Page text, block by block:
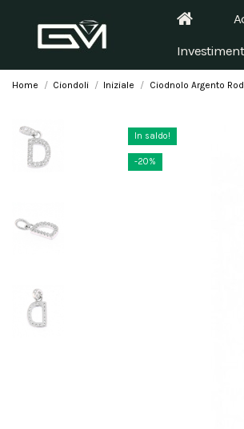
Home Ciondoli Iniziale Ciodnolo Argento
In saldo!
-20%